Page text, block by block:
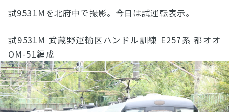
試9531Mを北府中で撮影。今日は試運転表示。
試9531M 武蔵野運輸区ハンドル訓練 E257系 都オオ
OM-51編成